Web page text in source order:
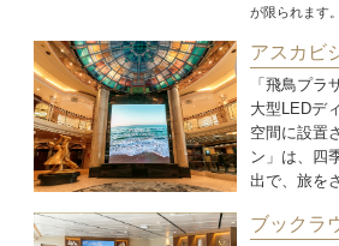
が限られます。
アスカビ
「飛鳥プラ
大型LEDデ
空間に設置
ン」は、四
出で、旅を
ブックラ